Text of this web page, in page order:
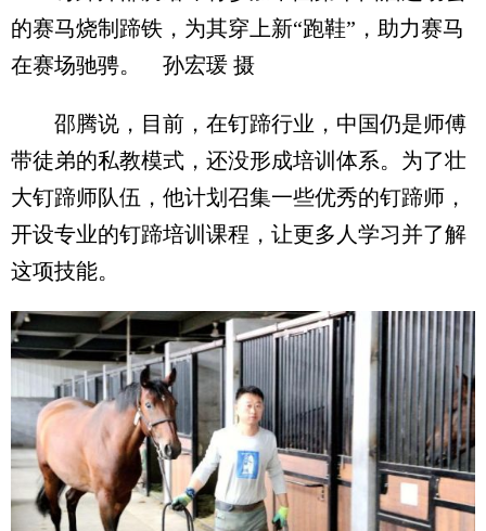
的赛马烧制蹄铁，为其穿上新“跑鞋”，助力赛马
在赛场驰骋。 孙宏瑗 摄
邵腾说，目前，在钉蹄行业，中国仍是师傅
带徒弟的私教模式，还没形成培训体系。为了壮
大钉蹄师队伍，他计划召集一些优秀的钉蹄师，
开设专业的钉蹄培训课程，让更多人学习并了解
这项技能。